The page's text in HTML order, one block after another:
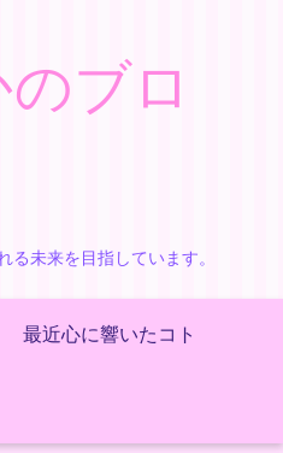
ブロ
未来を目指しています。
最近心に響いたコト